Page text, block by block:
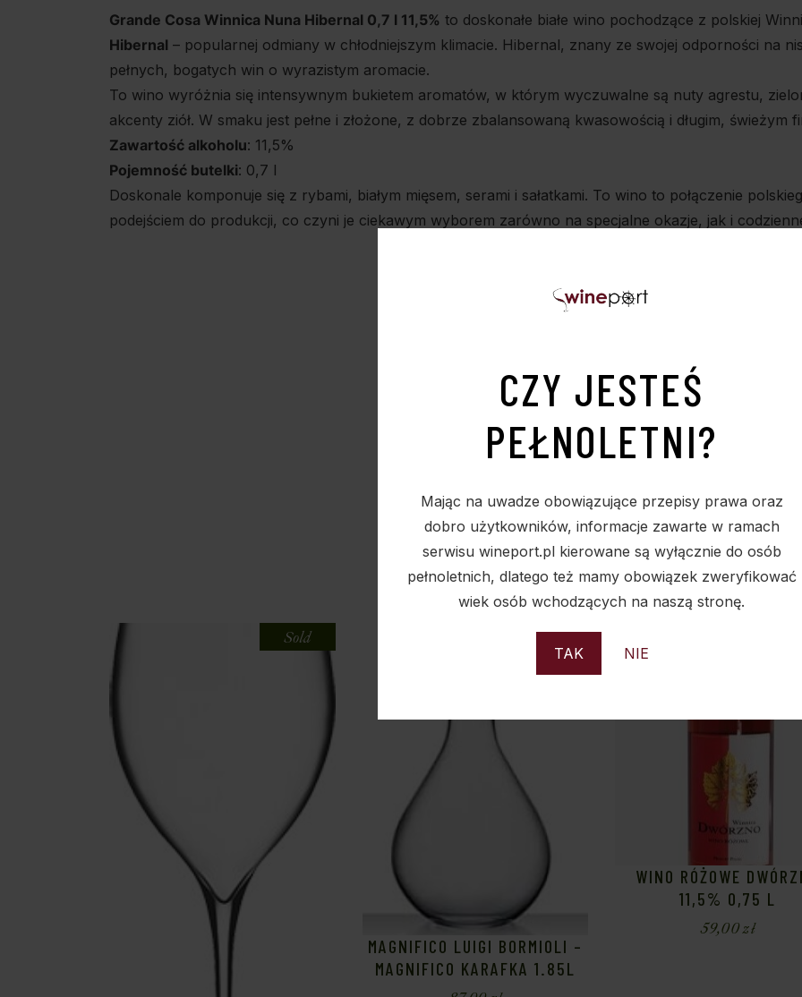
CZY JESTEŚ
PEŁNOLETNI?
Mając na uwadze obowiązujące przepisy prawa oraz
dobro użytkowników, informacje zawarte w ramach
serwisu wineport.pl kierowane są wyłącznie do osób
pełnoletnich, dlatego też mamy obowiązek zweryfikować
wiek osób wchodzących na naszą stronę.
TAK NIE
Grande Cosa Winnica Nuna Hibernal 0,7 l 11,5% to doskonałe białe wino pochodzące z polskiej
Hibernal – popularnej odmiany w chłodniejszym klimacie. Hibernal, znany ze swojej odporności na
pełnych, bogatych win o wyrazistym aromacie.
To wino wyróżnia się intensywnym bukietem aromatów, w którym wyczuwalne są nuty agrestu,
akcenty ziół. W smaku jest pełne i złożone, z dobrze zbalansowaną kwasowością i długim, świeżym
Zawartość alkoholu: 11,5%
Pojemność butelki: 0,7 l
Doskonale komponuje się z rybami, białym mięsem, serami i sałatkami. To wino to połączenie
podejściem do produkcji, co czyni je ciekawym wyborem zarówno na specjalne okazje, jak i
PODOBNE PRODUKTY
Sold Sold
MAGNIFICO LUIGI BORMIOLI –
MAGNIFICO KARAFKA 1.85L
WINO RÓŻOWE
11,5% 0,75 L
59,00zł